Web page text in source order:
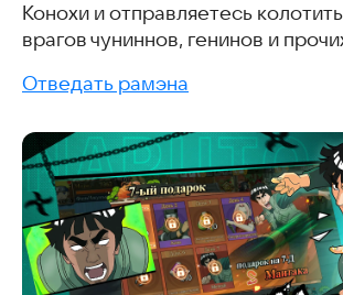
Конохи и отправляетесь
врагов чуниннов, генинов и
Отведать рамэна